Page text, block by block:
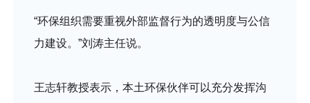
“环保组织需要重视外部监督行为的透明度与公信
力建设。”刘涛主任说。
王志轩教授表示，本土环保伙伴可以充分发挥沟